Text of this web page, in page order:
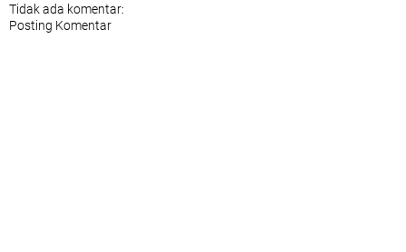
Tidak ada komentar:
Posting Komentar